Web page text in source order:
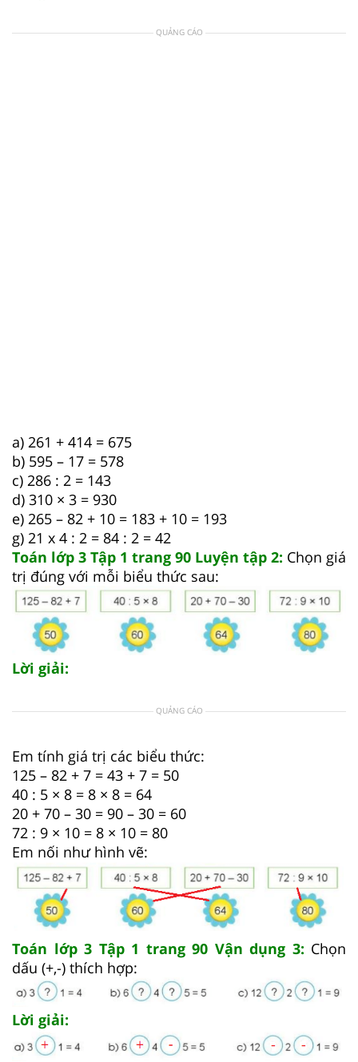
QUẢNG CÁO
a) 261 + 414 = 675
b) 595 – 17 = 578
c) 286 : 2 = 143
d) 310 × 3 = 930
e) 265 – 82 + 10 = 183 + 10 = 193
g) 21 x 4 : 2 = 84 : 2 = 42
Toán lớp 3 Tập 1 trang 90 Luyện tập 2: Chọn giá
trị đúng với mỗi biểu thức sau:
Lời giải:
QUẢNG CÁO
Em tính giá trị các biểu thức:
125 – 82 + 7 = 43 + 7 = 50
40 : 5 × 8 = 8 × 8 = 64
20 + 70 – 30 = 90 – 30 = 60
72 : 9 × 10 = 8 × 10 = 80
Em nối như hình vẽ:
Toán lớp 3 Tập 1 trang 90 Vận dụng 3: Chọn
dấu (+,-) thích hợp:
Lời giải: